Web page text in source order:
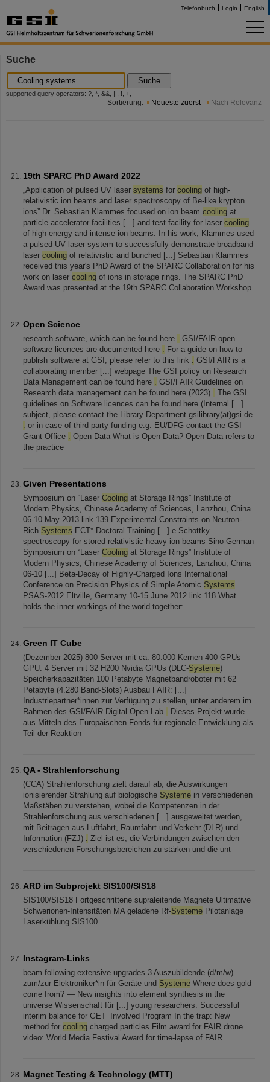
Telefonbuch Login English
Suche
Suche
supported query operators: ?, *, &&, ||, !, +, -
Sortierung: Neueste zuerst Nach Relevanz
19th SPARC PhD Award 2022
„Application of pulsed UV laser systems for cooling of high-
relativistic ion beams and laser spectroscopy of Be-like krypton
ions” Dr. Sebastian Klammes focused on ion beam cooling at
particle accelerator facilities [...] and test facility for laser cooling
of high-energy and intense ion beams. In his work, Klammes used
a pulsed UV laser system to successfully demonstrate broadband
laser cooling of relativistic and bunched [...] Sebastian Klammes
received this year's PhD Award of the SPARC Collaboration for his
work on laser cooling of ions in storage rings. The SPARC PhD
Award was presented at the 19th SPARC Collaboration Workshop
Open Science
research software, which can be found here . GSI/FAIR open
software licences are documented here . For a guide on how to
publish software at GSI, please refer to this link . GSI/FAIR is a
collaborating member [...] webpage The GSI policy on Research
Data Management can be found here . GSI/FAIR Guidelines on
Research data management can be found here (2023) . The GSI
guidelines on Software licences can be found here (Internal [...]
subject, please contact the Library Department gsilibrary(at)gsi.de
. or in case of third party funding e.g. EU/DFG contact the GSI
Grant Office . Open Data What is Open Data? Open Data refers to
the practice
Given Presentations
Symposium on “Laser Cooling at Storage Rings” Institute of
Modern Physics, Chinese Academy of Sciences, Lanzhou, China
06-10 May 2013 link 139 Experimental Constraints on Neutron-
Rich Systems ECT* Doctoral Training [...] e Schottky
spectroscopy for stored relativistic heavy-ion beams Sino-German
Symposium on “Laser Cooling at Storage Rings” Institute of
Modern Physics, Chinese Academy of Sciences, Lanzhou, China
06-10 [...] Beta-Decay of Highly-Charged Ions International
Conference on Precision Physics of Simple Atomic Systems
PSAS-2012 Eltville, Germany 10-15 June 2012 link 118 What
holds the inner workings of the world together:
Green IT Cube
(Dezember 2025) 800 Server mit ca. 80.000 Kernen 400 GPUs
GPU: 4 Server mit 32 H200 Nvidia GPUs (DLC-Systeme)
Speicherkapazitäten 100 Petabyte Magnetbandroboter mit 62
Petabyte (4.280 Band-Slots) Ausbau FAIR: [...]
Industriepartner*innen zur Verfügung zu stellen, unter anderem im
Rahmen des GSI/FAIR Digital Open Lab . Dieses Projekt wurde
aus Mitteln des Europäischen Fonds für regionale Entwicklung als
Teil der Reaktion
QA - Strahlenforschung
(CCA) Strahlenforschung zielt darauf ab, die Auswirkungen
ionisierender Strahlung auf biologische Systeme in verschiedenen
Maßstäben zu verstehen, wobei die Kompetenzen in der
Strahlenforschung aus verschiedenen [...] ausgeweitet werden,
mit Beiträgen aus Luftfahrt, Raumfahrt und Verkehr (DLR) und
Information (FZJ) . Ziel ist es, die Verbindungen zwischen den
verschiedenen Forschungsbereichen zu stärken und die unt
ARD im Subprojekt SIS100/SIS18
SIS100/SIS18 Fortgeschrittene supraleitende Magnete Ultimative
Schwerionen-Intensitäten MA geladene Rf-Systeme Pilotanlage
Laserkühlung SIS100
Instagram-Links
beam following extensive upgrades 3 Auszubildende (d/m/w)
zum/zur Elektroniker*in für Geräte und Systeme Where does gold
come from? — New insights into element synthesis in the
universe Wissenschaft für [...] young researchers: Successful
interim balance for GET_Involved Program In the trap: New
method for cooling charged particles Film award for FAIR drone
video: World Media Festival Award for time-lapse of FAIR
Magnet Testing & Technology (MTT)